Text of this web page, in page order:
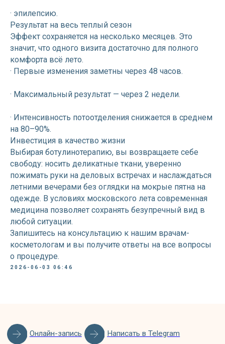
· эпилепсию.
Результат на весь теплый сезон
Эффект сохраняется на несколько месяцев. Это
значит, что одного визита достаточно для полного
комфорта всё лето.
· Первые изменения заметны через 48 часов.
· Максимальный результат — через 2 недели.
· Интенсивность потоотделения снижается в среднем
на 80–90%.
Инвестиция в качество жизни
Выбирая ботулинотерапию, вы возвращаете себе
свободу: носить деликатные ткани, уверенно
пожимать руки на деловых встречах и наслаждаться
летними вечерами без оглядки на мокрые пятна на
одежде. В условиях московского лета современная
медицина позволяет сохранять безупречный вид в
любой ситуации.
Запишитесь на консультацию к нашим врачам-
косметологам и вы получите ответы на все вопросы
о процедуре.
2026-06-03 06:46